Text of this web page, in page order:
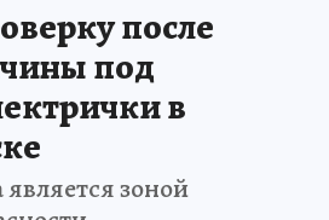
после
под
в
зоной